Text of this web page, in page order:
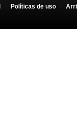
- Políticas de uso -